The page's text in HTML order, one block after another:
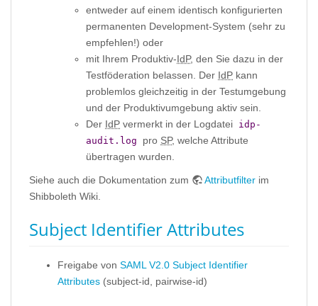
entweder auf einem identisch konfigurierten
permanenten Development-System (sehr zu
empfehlen!) oder
mit Ihrem Produktiv-IdP, den Sie dazu in der
Testföderation belassen. Der IdP kann
problemlos gleichzeitig in der Testumgebung
und der Produktivumgebung aktiv sein.
Der IdP vermerkt in der Logdatei idp-
audit.log
pro SP, welche Attribute
übertragen wurden.
Siehe auch die Dokumentation zum Attributfilter im
Shibboleth Wiki.
Subject Identifier Attributes
Freigabe von SAML V2.0 Subject Identifier
Attributes (subject-id, pairwise-id)